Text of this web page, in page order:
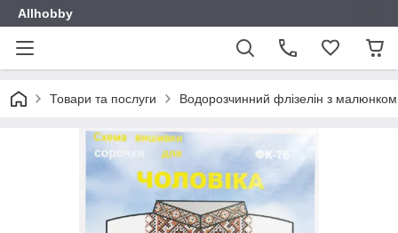
Allhobby
Товари та послуги Водорозчинний флізелін з малюнком